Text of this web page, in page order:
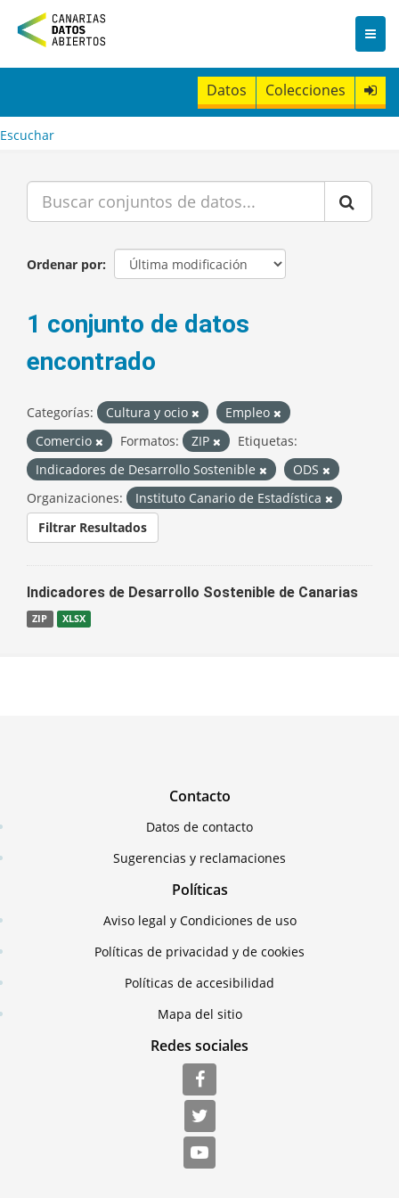
n
t
Datos Colecciones
Escuchar
Ordenar por
1 conjunto de datos
encontrado
Categorías: Cultura y ocio
Empleo
Comercio
Formatos: ZIP
Etiquetas:
Indicadores de Desarrollo Sostenible
ODS
Organizaciones:
Instituto Canario de Estadística
Filtrar Resultados
Indicadores de Desarrollo Sostenible de Canarias
ZIP XLSX
Contacto
Datos de contacto
Sugerencias y reclamaciones
Políticas
Aviso legal y Condiciones de uso
Políticas de privacidad y de cookies
Políticas de accesibilidad
Mapa del sitio
Redes sociales